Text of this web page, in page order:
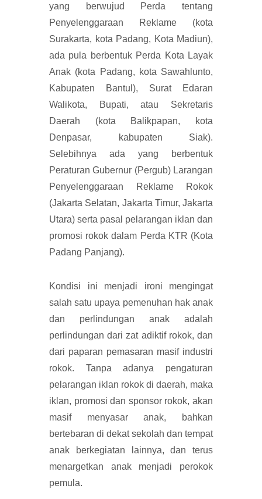
yang berwujud Perda tentang
Penyelenggaraan Reklame (kota
Surakarta, kota Padang, Kota Madiun),
ada pula berbentuk Perda Kota Layak
Anak (kota Padang, kota Sawahlunto,
Kabupaten Bantul), Surat Edaran
Walikota, Bupati, atau Sekretaris
Daerah (kota Balikpapan, kota
Denpasar, kabupaten Siak).
Selebihnya ada yang berbentuk
Peraturan Gubernur (Pergub) Larangan
Penyelenggaraan Reklame Rokok
(Jakarta Selatan, Jakarta Timur, Jakarta
Utara) serta pasal pelarangan iklan dan
promosi rokok dalam Perda KTR (Kota
Padang Panjang).
Kondisi ini menjadi ironi mengingat
salah satu upaya pemenuhan hak anak
dan perlindungan anak adalah
perlindungan dari zat adiktif rokok, dan
dari paparan pemasaran masif industri
rokok. Tanpa adanya pengaturan
pelarangan iklan rokok di daerah, maka
iklan, promosi dan sponsor rokok, akan
masif menyasar anak, bahkan
bertebaran di dekat sekolah dan tempat
anak berkegiatan lainnya, dan terus
menargetkan anak menjadi perokok
pemula.